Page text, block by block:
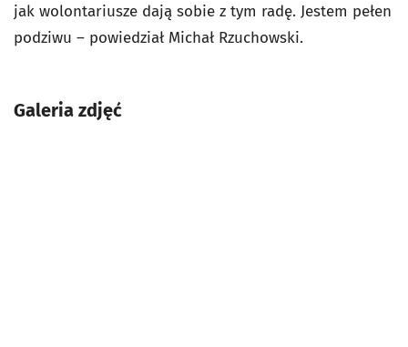
jak wolontariusze dają sobie z tym radę. Jestem pełen
podziwu – powiedział Michał Rzuchowski.
Galeria zdjęć